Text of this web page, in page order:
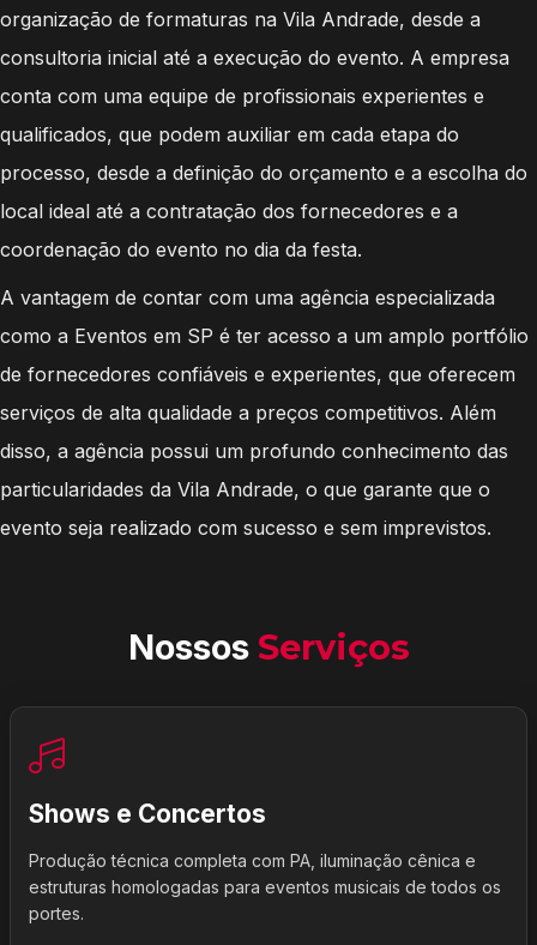
organização de formaturas na Vila Andrade, desde a
consultoria inicial até a execução do evento. A empresa
conta com uma equipe de profissionais experientes e
qualificados, que podem auxiliar em cada etapa do
processo, desde a definição do orçamento e a escolha do
local ideal até a contratação dos fornecedores e a
coordenação do evento no dia da festa.
A vantagem de contar com uma agência especializada
como a Eventos em SP é ter acesso a um amplo portfólio
de fornecedores confiáveis e experientes, que oferecem
serviços de alta qualidade a preços competitivos. Além
disso, a agência possui um profundo conhecimento das
particularidades da Vila Andrade, o que garante que o
evento seja realizado com sucesso e sem imprevistos.
Nossos Serviços
Shows e Concertos
Produção técnica completa com PA, iluminação cênica e
estruturas homologadas para eventos musicais de todos os
portes.